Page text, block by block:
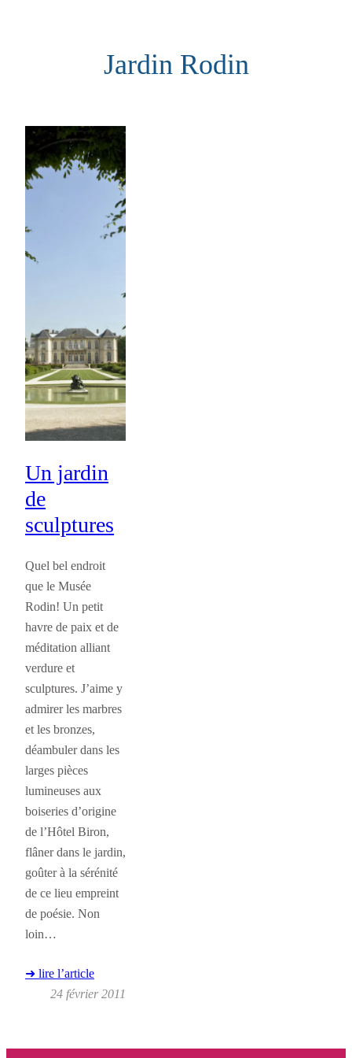
Jardin Rodin
Un jardin
de
sculptures
Quel bel endroit
que le Musée
Rodin! Un petit
havre de paix et de
méditation alliant
verdure et
sculptures. J’aime y
admirer les marbres
et les bronzes,
déambuler dans les
larges pièces
lumineuses aux
boiseries d’origine
de l’Hôtel Biron,
flâner dans le jardin,
goûter à la sérénité
de ce lieu empreint
de poésie. Non
loin…
➜ lire l’article
24 février 2011